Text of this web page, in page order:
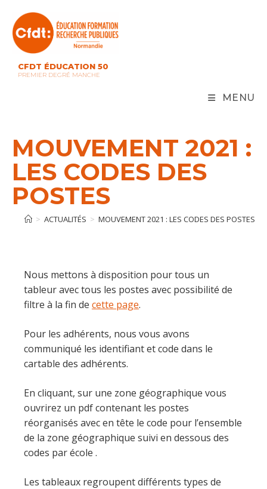
content
CFDT ÉDUCATION 50
PREMIER DEGRÉ MANCHE
MENU
MOUVEMENT 2021 :
LES CODES DES
POSTES
> ACTUALITÉS > MOUVEMENT 2021 : LES CODES DES POSTES
Nous mettons à disposition pour tous un
tableur avec tous les postes avec possibilité de
filtre à la fin de cette page.
Pour les adhérents, nous vous avons
communiqué les identifiant et code dans le
cartable des adhérents.
En cliquant, sur une zone géographique vous
ouvrirez un pdf contenant les postes
réorganisés avec en tête le code pour l’ensemble
de la zone géographique suivi en dessous des
codes par école .
Les tableaux regroupent différents types de